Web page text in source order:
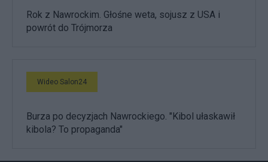
Rok z Nawrockim. Głośne weta, sojusz z USA i
powrót do Trójmorza
Wideo Salon24
Burza po decyzjach Nawrockiego. "Kibol ułaskawił
kibola? To propaganda"